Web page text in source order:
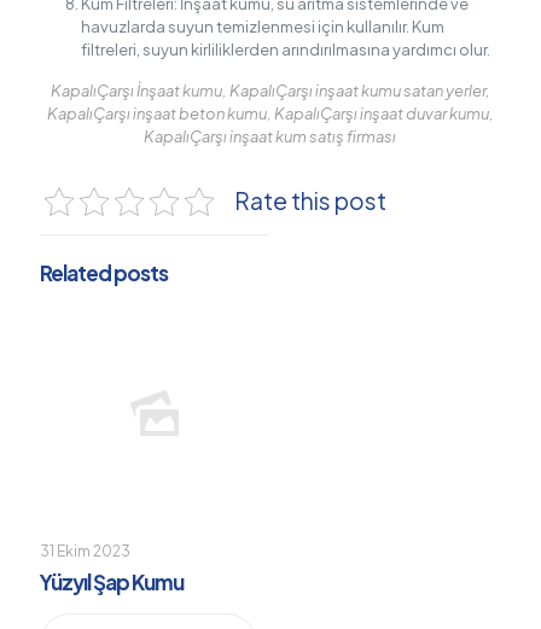
havuzlarda suyun temizlenmesi için kullanılır. Kum
filtreleri, suyun kirliliklerden arındırılmasına yardımcı olur.
KapalıÇarşı İnşaat kumu, KapalıÇarşı inşaat kumu satan yerler,
KapalıÇarşı inşaat beton kumu, KapalıÇarşı inşaat duvar kumu,
KapalıÇarşı inşaat kum satış firması
Rate this post
Related posts
31 Ekim 2023
Yüzyıl Şap Kumu